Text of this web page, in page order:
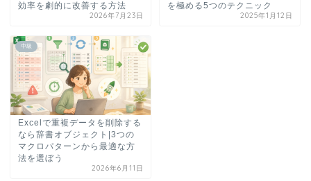
効率を劇的に改善する方法
2026年7月23日
を極める5つのテクニック
2025年1月12日
中級
Excelで重複データを削除する
なら辞書オブジェクト|3つの
マクロパターンから最適な方
法を選ぼう
2026年6月11日